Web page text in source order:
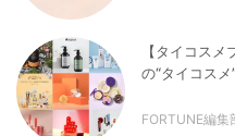
【タイコス
の“タイコスメ
FORTUNE編集